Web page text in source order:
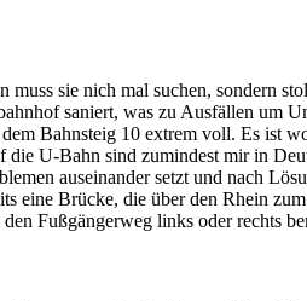
muss sie nich mal suchen,
saniert, was zu Ausfällen um
Bahnsteig 10 extrem voll. Es
die U-Bahn sind zumindest mir in
auseinander setzt und nach
eine Brücke, die über den Rhein
Fußgängerweg links oder rechts